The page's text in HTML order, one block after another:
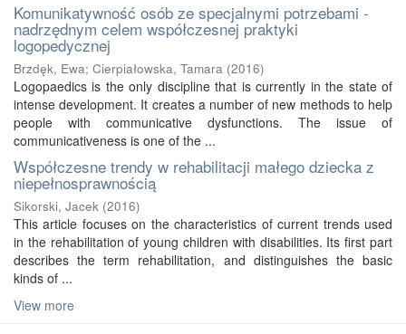
Komunikatywność osób ze specjalnymi potrzebami -
nadrzędnym celem współczesnej praktyki
logopedycznej
Brzdęk, Ewa; Cierpiałowska, Tamara (2016)
Logopaedics is the only discipline that is currently in the state of
intense development. It creates a number of new methods to help
people with communicative dysfunctions. The issue of
communicativeness is one of the ...
Współczesne trendy w rehabilitacji małego dziecka z
niepełnosprawnością
Sikorski, Jacek (2016)
This article focuses on the characteristics of current trends used
in the rehabilitation of young children with disabilities. Its first part
describes the term rehabilitation, and distinguishes the basic
kinds of ...
View more